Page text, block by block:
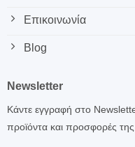
Επικοινωνία
Blog
Newsletter
Κάντε εγγραφή στο
προϊόντα και προσφορές της